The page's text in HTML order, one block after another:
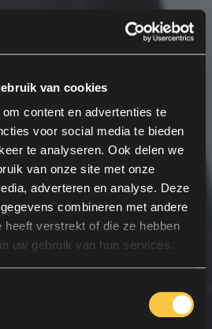
van cookies
content en advertenties te
voor social media te bieden
te analyseren. Ook delen we
van onze site met onze
adverteren en analyse. Deze
combineren met andere
heeft verstrekt of die ze hebben
uw gebruik van hun services.